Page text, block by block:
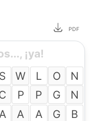
PDF
¡ya!
S W L O
N
P P G
N
A A A G
B